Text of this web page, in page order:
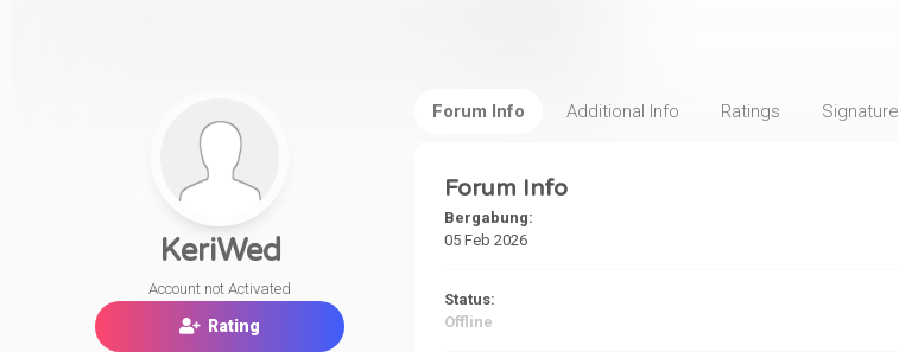
KeriWed
Account not Activated
Rating
Forum Info Additional Info Ratings Signature
Forum Info
Bergabung:
05 Feb 2026
Status:
Offline